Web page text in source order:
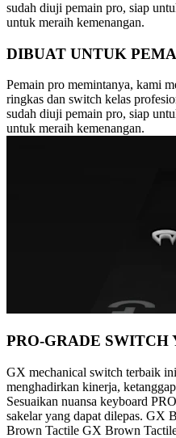
sudah diuji pemain pro, siap
untuk meraih kemenangan.
DIBUAT UNTUK
Pemain pro memintanya, kami
ringkas dan switch kelas
sudah diuji pemain pro, siap
untuk meraih kemenangan.
PRO-GRADE SWITCH
GX mechanical switch terbaik
menghadirkan kinerja,
Sesuaikan nuansa keyboard
sakelar yang dapat dilepas.
Brown Tactile GX Brown